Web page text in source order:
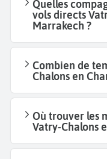
Quelles
vols directs
Marrakech ?
Combien de
Chalons en
Où trouver les
Vatry-Chalons